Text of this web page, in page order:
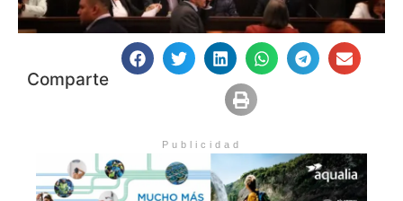
Comparte
Publicidad